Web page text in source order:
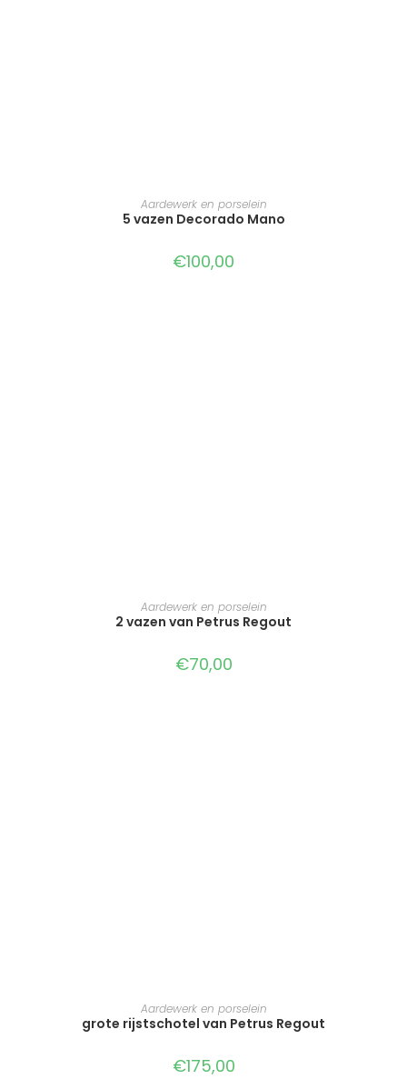
TOEVOEGEN AAN WINKELWAGEN
Aardewerk en porselein
5 vazen Decorado Mano
€100,00
TOEVOEGEN AAN WINKELWAGEN
Aardewerk en porselein
2 vazen van Petrus Regout
€70,00
TOEVOEGEN AAN WINKELWAGEN
Aardewerk en porselein
grote rijstschotel van Petrus Regout
€175,00